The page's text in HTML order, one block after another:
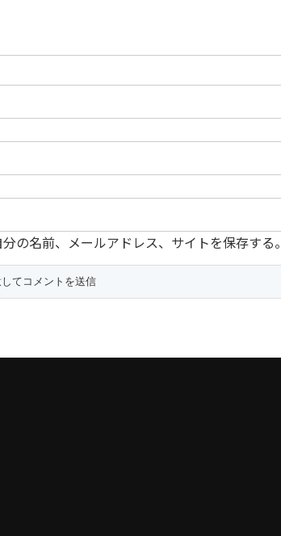
の名前、メールアドレス、サイトを保存する。